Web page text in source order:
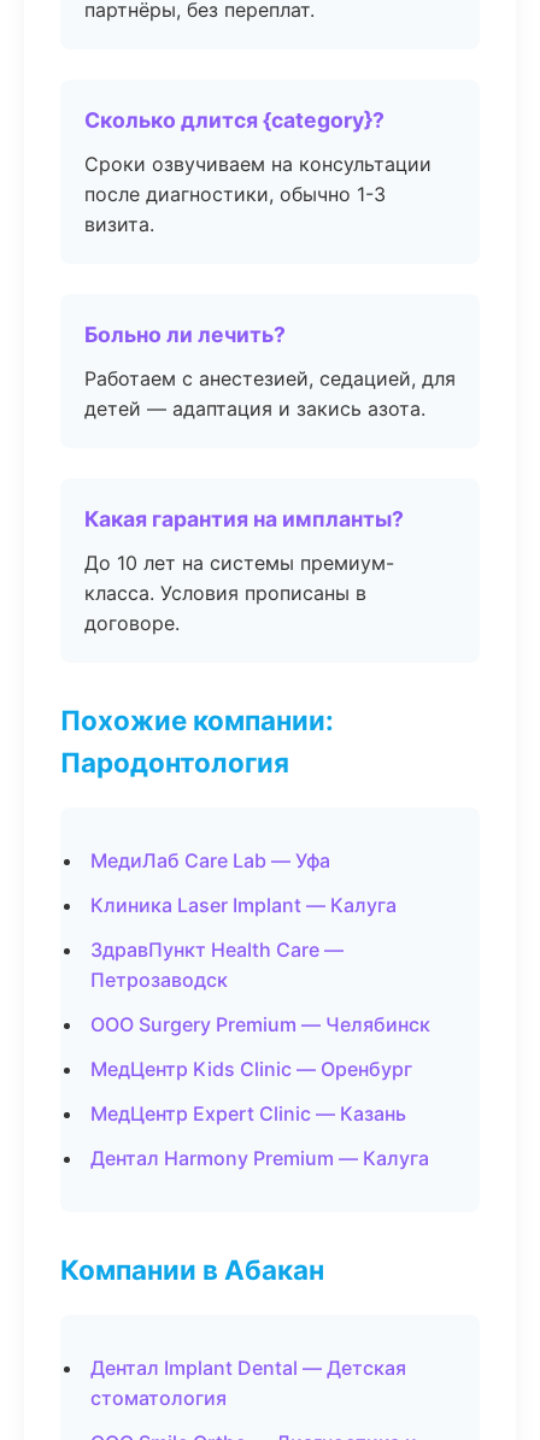
партнёры, без переплат.
Сколько длится {category}?
Сроки озвучиваем на консультации
после диагностики, обычно 1-3
визита.
Больно ли лечить?
Работаем с анестезией, седацией, для
детей — адаптация и закись азота.
Какая гарантия на импланты?
До 10 лет на системы премиум-
класса. Условия прописаны в
договоре.
Похожие компании:
Пародонтология
МедиЛаб Care Lab — Уфа
Клиника Laser Implant — Калуга
ЗдравПункт Health Care —
Петрозаводск
ООО Surgery Premium — Челябинск
МедЦентр Kids Clinic — Оренбург
МедЦентр Expert Clinic — Казань
Дентал Harmony Premium — Калуга
Компании в Абакан
Дентал Implant Dental — Детская
стоматология